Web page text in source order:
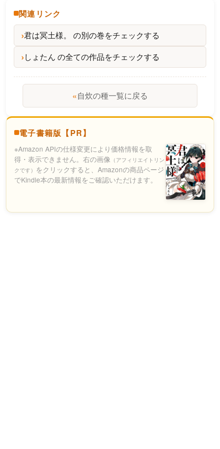
関連リンク
君は冥土様。 の別の巻をチェックする
しょたん の全ての作品をチェックする
«自炊の種一覧に戻る
電子書籍版【PR】
※Amazon APIの仕様変更により価格情報を取
得・表示できません。右の画像 （アフィリエイトリン
クです） をクリックすると、Amazonの商品ページ
でKindle本の最新情報をご確認いただけます。